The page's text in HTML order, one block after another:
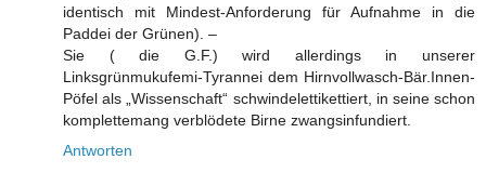
identisch mit Mindest-Anforderung für Aufnahme in die
Paddei der Grünen). –
Sie ( die G.F.) wird allerdings in unserer
Linksgrünmukufemi-Tyrannei dem Hirnvollwasch-Bär.Innen-
Pöfel als „Wissenschaft“ schwindelettikettiert, in seine schon
komplettemang verblödete Birne zwangsinfundiert.
Antworten